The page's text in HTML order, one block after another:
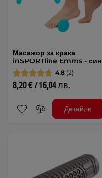
Масажор за крака
inSPORTline Emms - син
4.8 (2)
8,20 € / 16,04 лв.
Детайли